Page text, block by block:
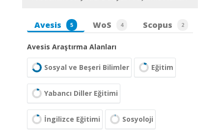
Avesis 5 WoS 4 Scopus 2
Avesis Araştırma Alanları
Sosyal ve Beşeri Bilimler Eğitim
Yabancı Diller Eğitimi
İngilizce Eğitimi Sosyoloji